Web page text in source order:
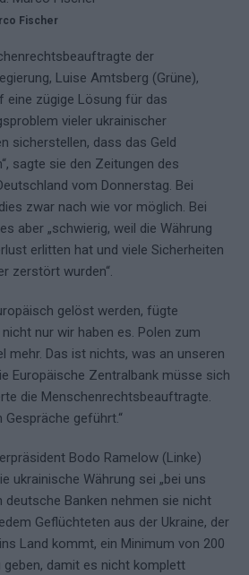
Fischer
der
Luise Amtsberg (Grüne),
eine zügige Lösung für das
vieler ukrainischer
sicherstellen, dass das Geld
sagte sie den Zeitungen des
vom Donnerstag. Bei
zwar nach wie vor möglich. Bei
aber „schwierig, weil die Währung
erlitten hat und viele Sicherheiten
zerstört wurden“.
gelöst werden, fügte
nur wir haben es. Polen zum
mehr. Das ist nichts, was an unseren
Europäische Zentralbank müsse sich
die Menschenrechtsbeauftragte.
Gespräche geführt.“
Bodo Ramelow (Linke)
ukrainische Währung sei „bei uns
deutsche Banken nehmen sie nicht
Geflüchteten aus der Ukraine, der
Land kommt, ein Minimum von 200
damit es nicht komplett